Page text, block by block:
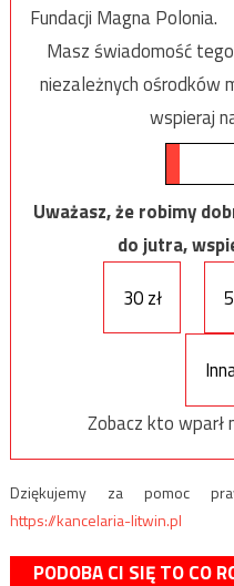
Fundacji Magna Polonia.
Masz świadomość
niezależnych ośrodków
wspieraj
Uważasz, że robimy
do jutra,
30 zł
Zobacz kto wparł
Dziękujemy za pomoc
https://kancelaria-litwin.pl
PODOBA CI SIĘ TO CO